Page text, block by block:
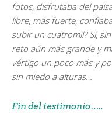
fotos, disfrutaba del
libre, más fuerte,
subir un cuatromil? Si,
reto aún más grande y
vértigo un poco más y
sin miedo a alturas…
Fin del testimonio…..